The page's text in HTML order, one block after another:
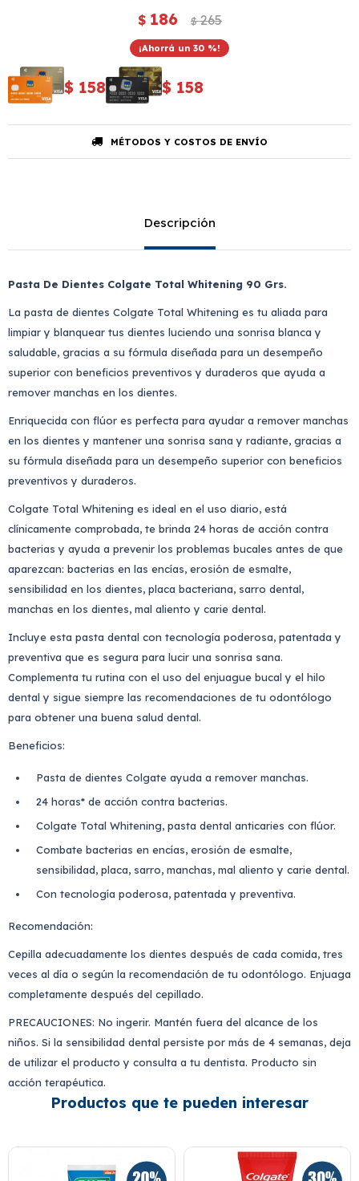
$ 186 $ 265
30
$ 158 $ 158
MÉTODOS Y COSTOS DE ENVÍO
Descripción
Pasta De Dientes Colgate Total Whitening 90 Grs.
La pasta de dientes Colgate Total Whitening es tu aliada para
limpiar y blanquear tus dientes luciendo una sonrisa blanca y
saludable, gracias a su fórmula diseñada para un desempeño
superior con beneficios preventivos y duraderos que ayuda a
remover manchas en los dientes.
Enriquecida con flúor es perfecta para ayudar a remover manchas
en los dientes y mantener una sonrisa sana y radiante, gracias a
su fórmula diseñada para un desempeño superior con beneficios
preventivos y duraderos.
Colgate Total Whitening es ideal en el uso diario, está
clínicamente comprobada, te brinda 24 horas de acción contra
bacterias y ayuda a prevenir los problemas bucales antes de que
aparezcan: bacterias en las encías, erosión de esmalte,
sensibilidad en los dientes, placa bacteriana, sarro dental,
manchas en los dientes, mal aliento y carie dental.
Incluye esta pasta dental con tecnología poderosa, patentada y
preventiva que es segura para lucir una sonrisa sana.
Complementa tu rutina con el uso del enjuague bucal y el hilo
dental y sigue siempre las recomendaciones de tu odontólogo
para obtener una buena salud dental.
Beneficios:
Pasta de dientes Colgate ayuda a remover manchas.
24 horas* de acción contra bacterias.
Colgate Total Whitening, pasta dental anticaries con flúor.
Combate bacterias en encías, erosión de esmalte,
sensibilidad, placa, sarro, manchas, mal aliento y carie dental.
Con tecnología poderosa, patentada y preventiva.
Recomendación:
Cepilla adecuadamente los dientes después de cada comida, tres
veces al día o según la recomendación de tu odontólogo. Enjuaga
completamente después del cepillado.
PRECAUCIONES: No ingerir. Mantén fuera del alcance de los
niños. Si la sensibilidad dental persiste por más de 4 semanas, deja
de utilizar el producto y consulta a tu dentista. Producto sin
acción terapéutica.
Productos que te pueden interesar